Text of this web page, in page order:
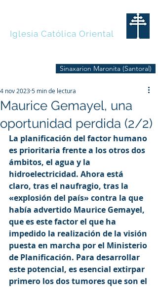
Iglesia Católica Oriental
Sinaxarion Maronita (Santoral)
Maurice Gemayel, una
oportunidad perdida (2/2)
4 nov 20235 min de lectura
La planificación del factor humano
es prioritaria frente a los otros dos
ámbitos, el agua y la
hidroelectricidad. Ahora está
claro, tras el naufragio, tras la
«explosión del país» contra la que
había advertido Maurice Gemayel,
que es este factor el que ha
impedido la realización de la visión
puesta en marcha por el Ministerio
de Planificación. Para desarrollar
este potencial, es esencial extirpar
primero los dos tumores que son el